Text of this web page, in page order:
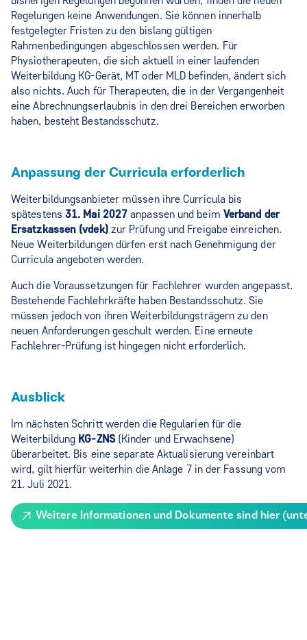
Regelungen keine Anwendungen. Sie können innerhalb
festgelegter Fristen zu den bislang gültigen
Rahmenbedingungen abgeschlossen werden. Für
Physiotherapeuten, die sich aktuell in einer laufenden
Weiterbildung KG‑Gerät, MT oder MLD befinden, ändert sich
also nichts. Auch für Therapeuten, die in der Vergangenheit
eine Abrechnungserlaubnis in den drei Bereichen erworben
haben, besteht Bestandsschutz.
Anpassung der Curricula erforderlich
Weiterbildungsanbieter müssen ihre Curricula bis
spätestens 31. Mai 2027 anpassen und beim Verband der
Ersatzkassen (vdek)zur Prüfung und Freigabe einreichen.
Neue Weiterbildungen dürfen erst nach Genehmigung der
Curricula angeboten werden.
Auch die Voraussetzungen für Fachlehrer wurden angepasst.
Bestehende Fachlehrkräfte haben Bestandsschutz. Sie
müssen jedoch von ihren Weiterbildungsträgern zu den
neuen Anforderungen geschult werden. Eine erneute
Fachlehrer-Prüfung ist hingegen nicht erforderlich.
Ausblick
Im nächsten Schritt werden die Regularien für die
Weiterbildung KG‑ZNS(Kinder und Erwachsene)
überarbeitet. Bis eine separate Aktualisierung vereinbart
wird, gilt hierfür weiterhin die Anlage 7 in der Fassung vom
21. Juli 2021.
Weitere Informationen und Dokumente sind hier